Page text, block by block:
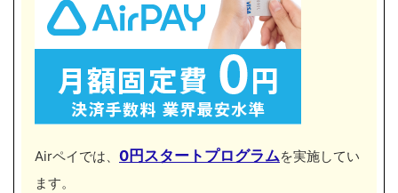
Airペイでは、 0円スタートプログラムを実施してい
ます。